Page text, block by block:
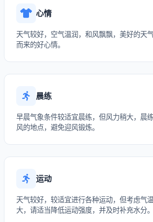
心情
天气较好，空气温润，和风飘飘，美好的天
而来的好心情。
晨练
早晨气象条件较适宜晨练，但风力稍大，晨
风的地点，避免迎风锻炼。
运动
天气较好，较适宜进行各种运动，但考虑气
大，请适当降低运动强度，并及时补充水分。